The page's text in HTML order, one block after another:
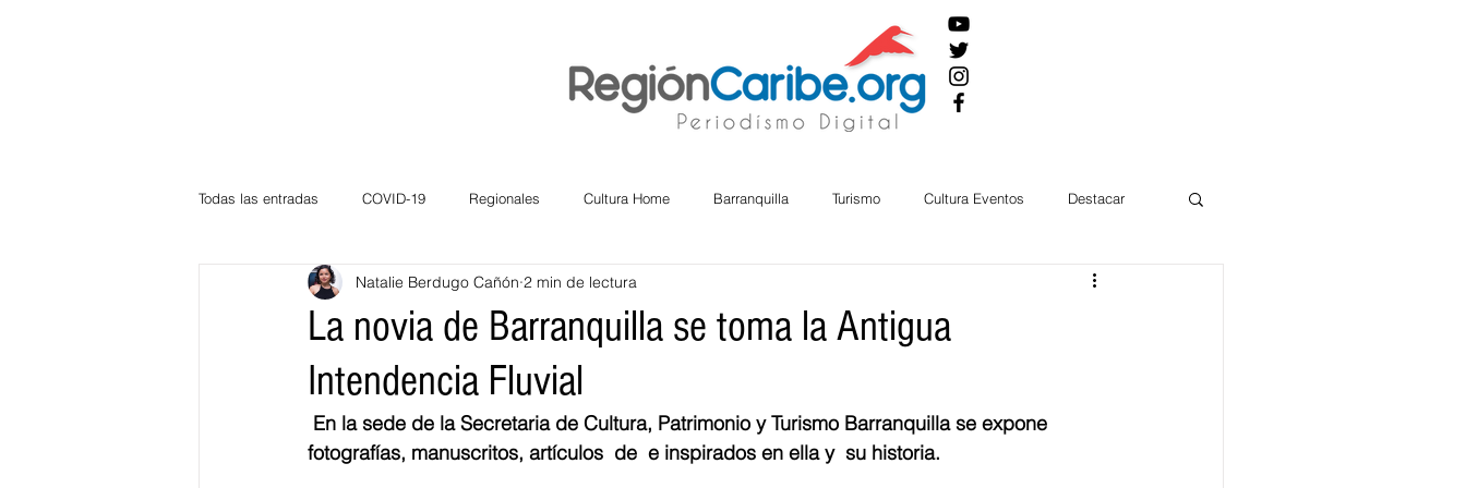
Todas las entradas COVID-19 Regionales Cultura Home Barranquilla Turismo Cultura Eventos Destacar
Atlántico La Guajira Cesar English
Bloggeros Hermanos Mayores
Educación BID BIENESTAR AMBIENTAL AFRO
La novia de Barranquilla se toma la Antigua
Intendencia Fluvial
Natalie Berdugo Cañón 2 min de lectura
En la sede de la Secretaria de Cultura, Patrimonio y Turismo Barranquilla se expone
fotografías, manuscritos, artículos  de  e inspirados en ella y  su historia.